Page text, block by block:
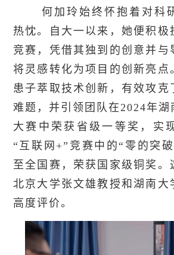
何加玲始终怀抱着对科
热忱。自大一以来，她便积极
竞赛，凭借其独到的创意并与
将灵感转化为项目的创新亮点
患子萃取技术创新，有效攻克
难题，并引领团队在2024年湖
大赛中荣获省级一等奖，实
“互联网+”竞赛中的“零的突
至全国赛，荣获国家级铜奖。
北京大学张文雄教授和湖南大
高度评价。